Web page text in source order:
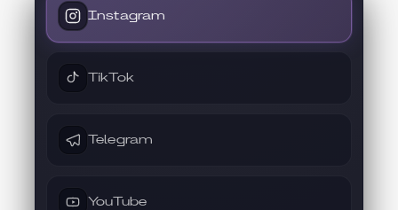
Instagram
TikTok
Telegram
YouTube